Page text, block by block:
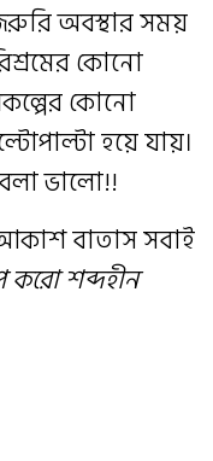
অবস্থার সময়
কোনো
কোনো
হয়ে যায়।
ভালো!!
বাতাস সবাই
শব্দহীন